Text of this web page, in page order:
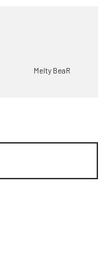
Melty BeaR